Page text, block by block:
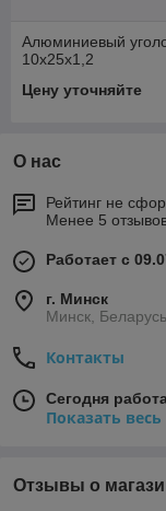
Алюминиевый
10x25x1,2
Цену уточняйте
О нас
Рейтинг не
Менее 5
Работает с
г. Минск
Минск, Беларусь
Контакты
Сегодня
Показать
Отзывы о